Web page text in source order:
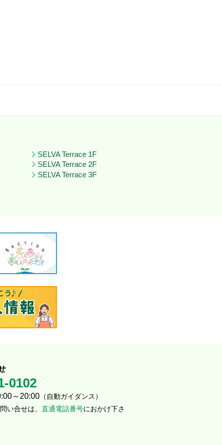
SELVA Terrace 1F
SELVA Terrace 2F
SELVA Terrace 3F
0102
～20:00 （自動ガイダンス）
い合せは、 直通電話番号におかけ下さ